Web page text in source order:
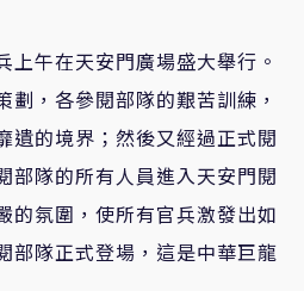
上午在天安門廣場盛大舉行。
，各參閱部隊的艱苦訓練，
遺的境界；然後又經過正式閱
部隊的所有人員進入天安門閱
的氛圍，使所有官兵激發出如
部隊正式登場，這是中華巨龍